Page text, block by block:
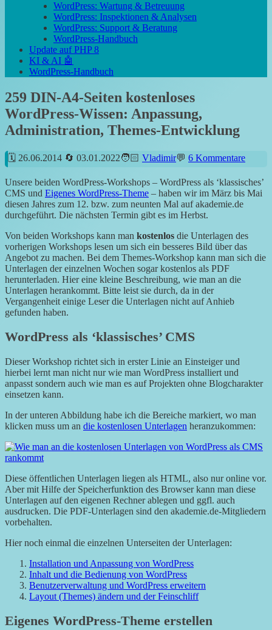
WordPress: Wartung & Betreuung
WordPress: Inspektionen & Analysen
WordPress: Support & Beratung
WordPress-Handbuch
Update auf PHP 8
KI & AI 🤖
WordPress-Handbuch
259 DIN-A4-Seiten kostenloses
WordPress-Wissen: Anpassung,
Administration, Themes-Entwicklung
26.06.2014 03.01.2022 Vladimir 6 Kommentare
Unsere beiden WordPress-Workshops – WordPress als ‘klassisches’
CMS und Eigenes WordPress-Theme – haben wir im März bis Mai
diesen Jahres zum 12. bzw. zum neunten Mal auf akademie.de
durchgeführt. Die nächsten Termin gibt es im Herbst.
Von beiden Workshops kann man kostenlos die Unterlagen des
vorherigen Workshops lesen um sich ein besseres Bild über das
Angebot zu machen. Bei dem Themes-Workshop kann man sich die
Unterlagen der einzelnen Wochen sogar kostenlos als PDF
herunterladen. Hier eine kleine Beschreibung, wie man an die
Unterlagen herankommt. Bitte leist sie durch, da in der
Vergangenheit einige Leser die Unterlagen nicht auf Anhieb
gefunden haben.
WordPress als ‘klassisches’ CMS
Dieser Workshop richtet sich in erster Linie an Einsteiger und
hierbei lernt man nicht nur wie man WordPress installiert und
anpasst sondern auch wie man es auf Projekten ohne Blogcharakter
einsetzen kann.
In der unteren Abbildung habe ich die Bereiche markiert, wo man
klicken muss um an die kostenlosen Unterlagen heranzukommen:
Diese öffentlichen Unterlagen liegen als HTML, also nur online vor.
Aber mit Hilfe der Speicherfunktion des Browser kann man diese
Unterlagen auf den eigenen Rechner ablegen und ggfl. auch
ausdrucken. Die PDF-Unterlagen sind den akademie.de-Mitgliedern
vorbehalten.
Hier noch einmal die einzelnen Unterseiten der Unterlagen:
Installation und Anpassung von WordPress
Inhalt und die Bedienung von WordPress
Benutzerverwaltung und WordPress erweitern
Layout (Themes) ändern und der Feinschliff
Eigenes WordPress-Theme erstellen